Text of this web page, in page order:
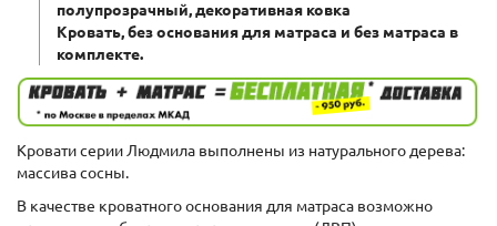
полупрозрачный, декоративная ковка
Кровать, без основания для матраса и без матраса в
комплекте.
Кровати серии Людмила выполнены из натурального дерева:
массива сосны.
В качестве кроватного основания для матраса возможно